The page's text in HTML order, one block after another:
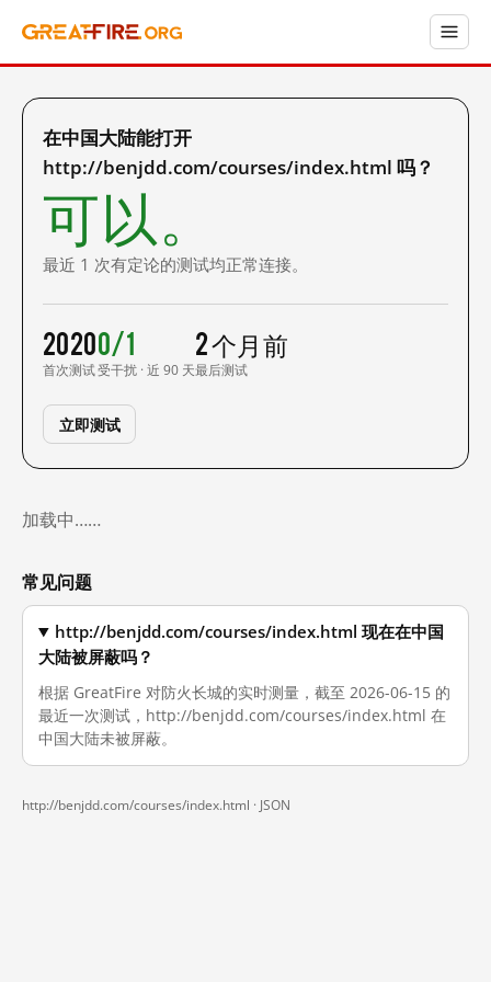
在中国大陆能打开
http://benjdd.com/courses/index.html 吗？
可以。
最近 1 次有定论的测试均正常连接。
2020
首次测试
0/1
受干扰 · 近 90 天
2 个月前
最后测试
立即测试
加载中……
常见问题
http://benjdd.com/courses/index.html 现在在中国
大陆被屏蔽吗？
根据 GreatFire 对防火长城的实时测量，截至 2026-06-15 的
最近一次测试，http://benjdd.com/courses/index.html 在
中国大陆未被屏蔽。
http://benjdd.com/courses/index.html · JSON